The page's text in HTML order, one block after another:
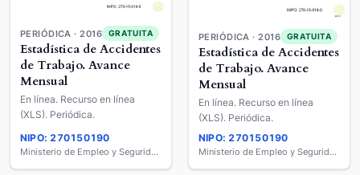
PERIÓDICA · 2016 GRATUITA
Estadística de Accidentes
de Trabajo. Avance
Mensual
En línea. Recurso en línea
(XLS). Periódica.
NIPO: 270150190
Ministerio de Empleo y Seguridad Social
PERIÓDICA · 2016 GRATUITA
Estadística de Accidentes
de Trabajo. Avance
Mensual
En línea. Recurso en línea
(XLS). Periódica.
NIPO: 270150190
Ministerio de Empleo y Seguridad Social